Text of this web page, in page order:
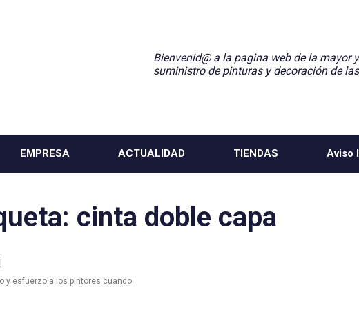
Bienvenid@ a la pagina web de la mayor
suministro de pinturas y decoración de
EMPRESA ACTUALIDAD TIENDAS Aviso
cinta doble capa
y esfuerzo a los pintores cuando